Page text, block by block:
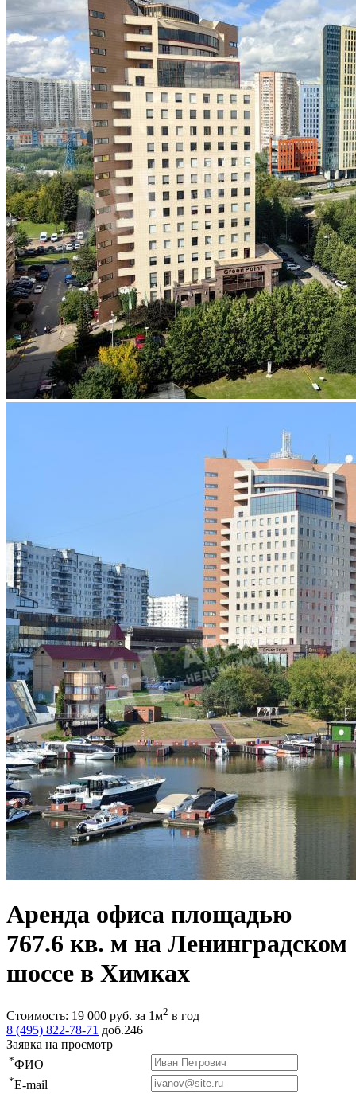
Аренда офиса площадью
767.6 кв. м на Ленинградском
шоссе в Химках
Стоимость: 19 000 руб. за 1м2 в год
8 (495) 822-78-71 доб.246
Заявка на просмотр
*ФИО
*E-mail